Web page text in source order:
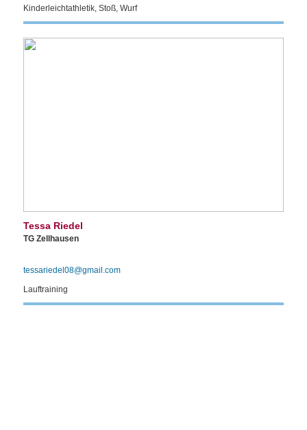
Kinderleichtathletik, Stoß, Wurf
Tessa Riedel
TG Zellhausen
tessariedel08@gmail.com
Lauftraining